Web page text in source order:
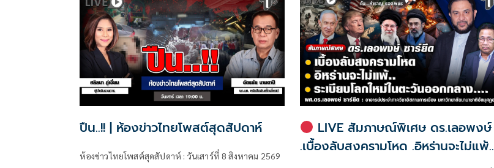
ปืน..!! | ห้องข่าวไทยโพสต์สุดสัปดาห์
ห้องข่าวไทยโพสต์สุดสัปดาห์ : วันเสาร์ที่ 8 สิงหาคม 2569
LIVE สัมภาษณ์พิเศษ ดร.เลอพงษ์
.เบื้องลับสงครามโหด .อิหร่านจะไม่แพ้..